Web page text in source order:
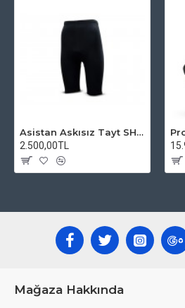
Asistan Askısız Tayt SH20 Pedli Siyah
2.500,00TL
Mağaza Hakkında